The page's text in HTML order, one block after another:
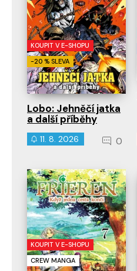
KOUPIT V E-SHOPU
-20 % SLEVA
Lobo: Jehněčí jatka
a další příběhy
11. 8. 2026 0
KOUPIT V E-SHOPU
CREW MANGA